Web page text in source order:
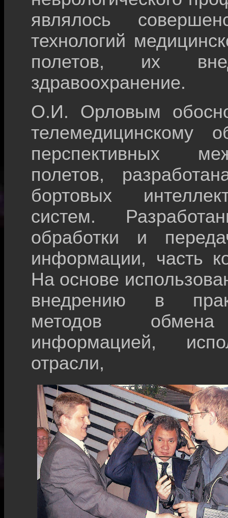
являлось
технологий
полетов, их
здравоохранение.
О.И. Орловым
телемедицинскому
перспективных
полетов,
бортовых
систем.
обработки и
информации, часть
На основе
внедрению в
методов обмена
информацией,
отрасли,